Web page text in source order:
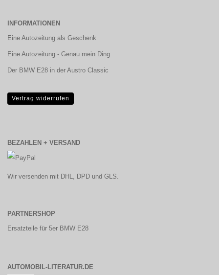
INFORMATIONEN
Eine Autozeitung als Geschenk
Eine Autozeitung - Genau mein Ding
Der BMW E28 in der Austro Classic
Vertrag widerrufen
BEZAHLEN + VERSAND
Wir versenden mit DHL, DPD und GLS.
PARTNERSHOP
Ersatzteile für 5er BMW E28
AUTOMOBIL-LITERATUR.DE